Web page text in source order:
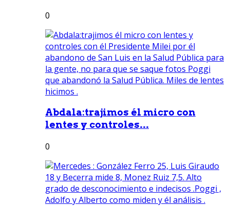
0
Abdala:trajimos él micro con
lentes y controles...
0